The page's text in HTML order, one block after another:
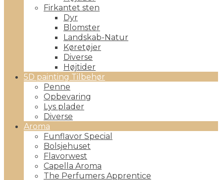
Firkantet sten
Dyr
Blomster
Landskab-Natur
Køretøjer
Diverse
Højtider
5D painting Tilbehør
Penne
Opbevaring
Lys plader
Diverse
Aroma
Funflavor Special
Bolsjehuset
Flavorwest
Capella Aroma
The Perfumers Apprentice